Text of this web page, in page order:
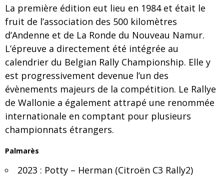
La première édition eut lieu en 1984 et était le
fruit de l’association des 500 kilomètres
d’Andenne et de La Ronde du Nouveau Namur.
L’épreuve a directement été intégrée au
calendrier du Belgian Rally Championship. Elle y
est progressivement devenue l’un des
évènements majeurs de la compétition. Le Rallye
de Wallonie a également attrapé une renommée
internationale en comptant pour plusieurs
championnats étrangers.
Palmarès
2023 : Potty – Herman (Citroën C3 Rally2)